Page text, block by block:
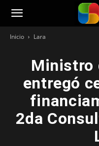
Noticias251
Inicio Lara
Ministro
entregó
2da